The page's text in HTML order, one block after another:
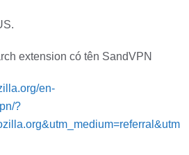
extension có tên SandVPN
en-
?